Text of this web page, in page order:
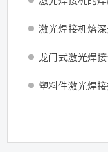
激光焊接机熔深
龙门式激光焊
塑料件激光焊